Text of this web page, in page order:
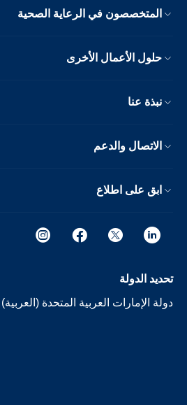
المتخصصون في الرعاية الصحية
حلول الأعمال الأخرى
نبذة عنا
الاتصال والدعم
ابق على اطلاع
تحديد الدولة
دولة الإمارات العربية المتحدة (العربية)